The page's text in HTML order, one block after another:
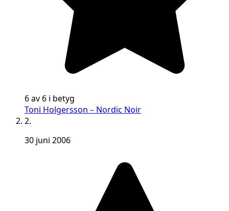
6 av 6 i betyg
Toni Holgersson – Nordic Noir
2.
30 juni 2006